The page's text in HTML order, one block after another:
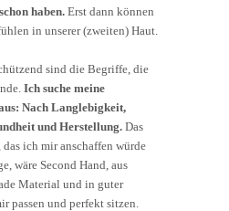
haben. Erst dann können
in unserer (zweiten) Haut.
sind die Begriffe, die
Ich suche meine
Nach Langlebigkeit,
und Herstellung. Das
ich mir anschaffen würde
wäre Second Hand, aus
Material und in guter
passen und perfekt sitzen.